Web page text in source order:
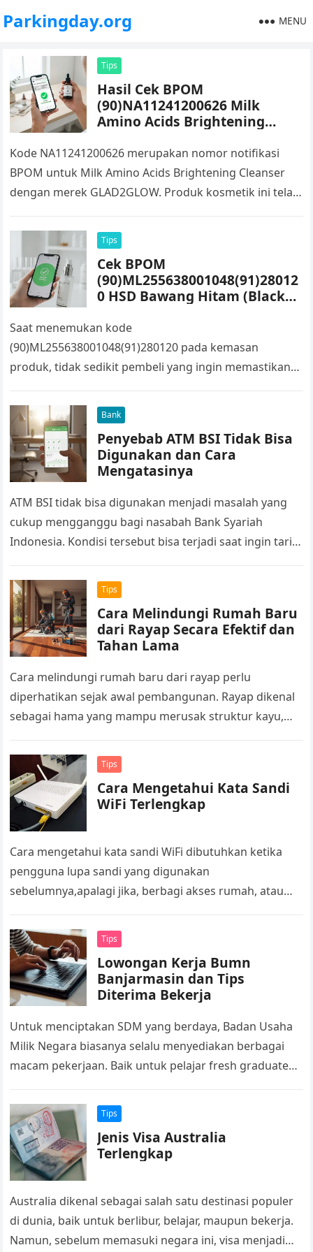
Parkingday.org MENU
Tips
Hasil Cek BPOM
(90)NA11241200626 Milk
Amino Acids Brightening
Kode NA11241200626 merupakan nomor notifikasi
BPOM untuk Milk Amino Acids Brightening Cleanser
dengan merek GLAD2GLOW. Produk kosmetik ini telah
sehingga…
Tips
Cek BPOM
(90)ML255638001048(91)28012
0 HSD Bawang Hitam (Black
Saat menemukan kode
(90)ML255638001048(91)280120 pada kemasan
produk, tidak sedikit pembeli yang ingin memastikan
dari BPOM. Kode seperti itu biasanya terhubung…
Bank
Penyebab ATM BSI Tidak Bisa
Digunakan dan Cara
Mengatasinya
ATM BSI tidak bisa digunakan menjadi masalah yang
cukup mengganggu bagi nasabah Bank Syariah
Indonesia. Kondisi tersebut bisa terjadi saat ingin tarik
Tips
Cara Melindungi Rumah Baru
dari Rayap Secara Efektif dan
Tahan Lama
Cara melindungi rumah baru dari rayap perlu
diperhatikan sejak awal pembangunan. Rayap dikenal
sebagai hama yang mampu merusak struktur kayu,
Tips
Cara Mengetahui Kata Sandi
WiFi Terlengkap
Cara mengetahui kata sandi WiFi dibutuhkan ketika
pengguna lupa sandi yang digunakan
sebelumnya,apalagi jika, berbagi akses rumah, atau
seperti itu biasanya…
Tips
Lowongan Kerja Bumn
Banjarmasin dan Tips
Diterima Bekerja
Untuk menciptakan SDM yang berdaya, Badan Usaha
Milik Negara biasanya selalu menyediakan berbagai
macam pekerjaan. Baik untuk pelajar fresh graduated
Wilayah…
Tips
Jenis Visa Australia
Terlengkap
Australia dikenal sebagai salah satu destinasi populer
di dunia, baik untuk berlibur, belajar, maupun bekerja.
Namun, sebelum memasuki negara ini, visa menjadi